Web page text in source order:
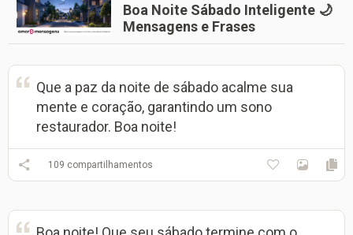
Boa Noite Sábado Inteligente 🌙
Mensagens e Frases
Que a paz da noite de sábado acalme sua
mente e coração, garantindo um sono
restaurador. Boa noite!
109 compartilhamentos